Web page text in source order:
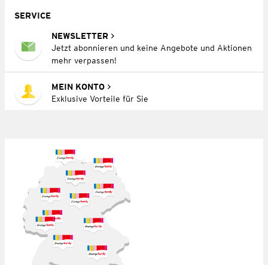
SERVICE
NEWSLETTER
Jetzt abonnieren und keine Angebote und Aktionen
mehr verpassen!
MEIN KONTO
Exklusive Vorteile für Sie